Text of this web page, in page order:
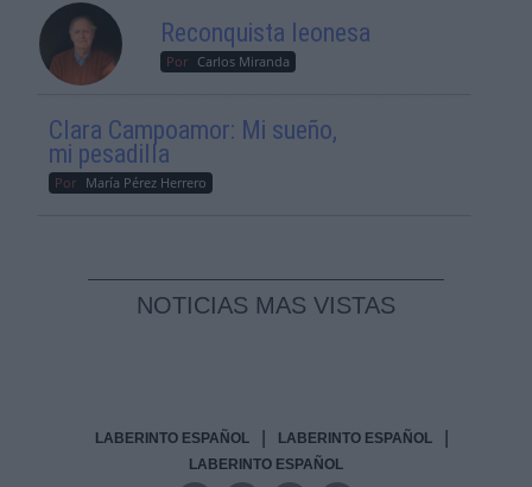
Reconquista leonesa
Por Carlos Miranda
Clara Campoamor: Mi sueño,
mi pesadilla
Por María Pérez Herrero
NOTICIAS MAS VISTAS
LABERINTO ESPAÑOL LABERINTO ESPAÑOL
LABERINTO ESPAÑOL